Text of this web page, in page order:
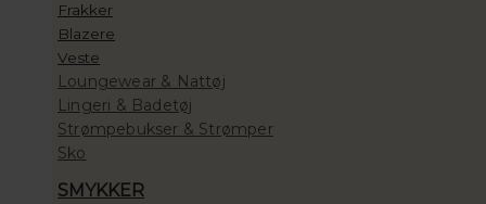
Frakker
Blazere
Veste
Loungewear & Nattøj
Lingeri & Badetøj
Strømpebukser & Strømper
Sko
SMYKKER